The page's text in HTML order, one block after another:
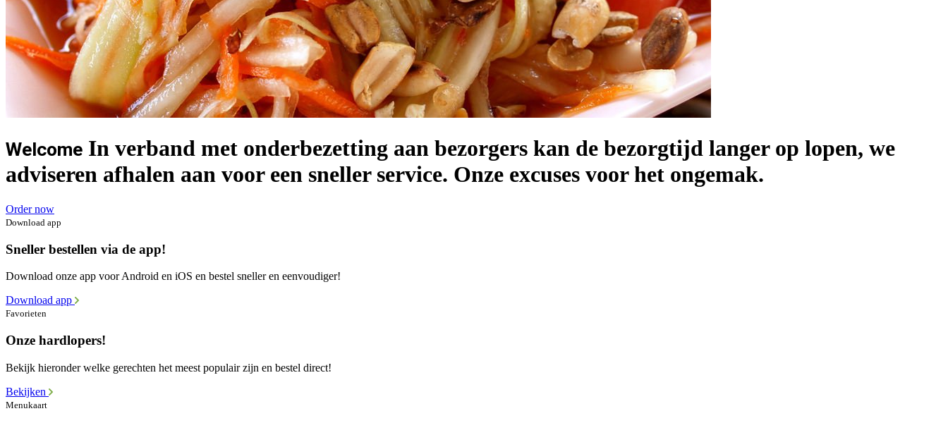
Welcome In verband met onderbezetting aan bezorgers kan de bezorgtijd langer op lopen, we
adviseren afhalen aan voor een sneller service. Onze excuses voor het ongemak.
Order now
Download app
Sneller bestellen via de app!
Download onze app voor Android en iOS en bestel sneller en eenvoudiger!
Download app
Favorieten
Onze hardlopers!
Bekijk hieronder welke gerechten het meest populair zijn en bestel direct!
Bekijken
Menukaart